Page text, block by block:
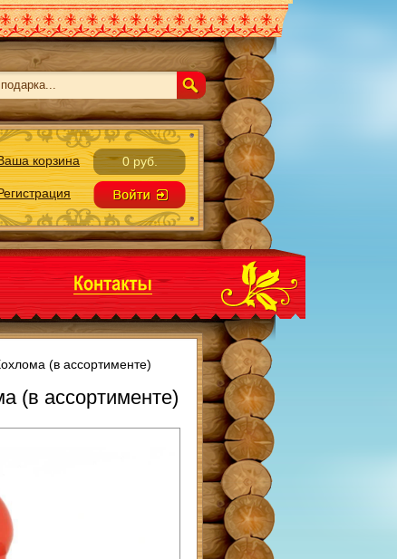
корзина 0 руб.
(в ассортименте)
(в ассортименте)